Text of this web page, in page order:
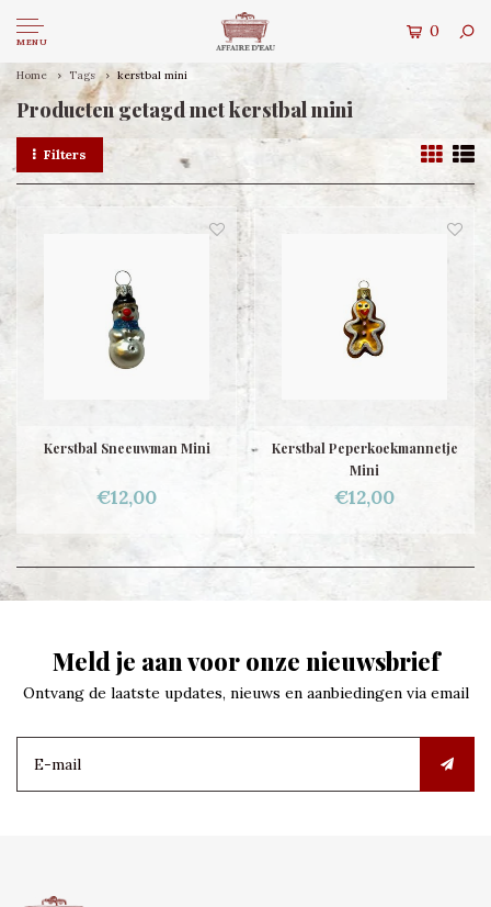
MENU
0
Home Tags kerstbal mini
Producten getagd met kerstbal mini
Filters
Kerstbal Sneeuwman Mini
€12,00
Kerstbal Peperkoekmannetje
Mini
€12,00
Meld je aan voor onze nieuwsbrief
Ontvang de laatste updates, nieuws en aanbiedingen via email